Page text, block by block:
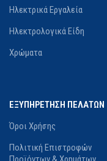
Ηλεκτρικά Εργαλεία
Ηλεκτρολογικά Είδη
Χρώματα
ΕΞΥΠΗΡΕΤΗΣΗ ΠΕΛΑΤΩΝ
Όροι Χρήσης
Πολιτική Επιστροφών